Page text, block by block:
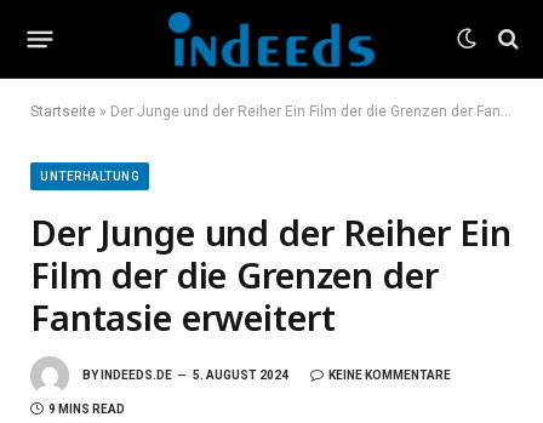
Startseite » Der Junge und der Reiher Ein Film der die Grenzen der Fantasie erweitert
UNTERHALTUNG
Der Junge und der Reiher Ein
Film der die Grenzen der
Fantasie erweitert
BY INDEEDS.DE 5. AUGUST 2024 KEINE KOMMENTARE
9 MINS READ